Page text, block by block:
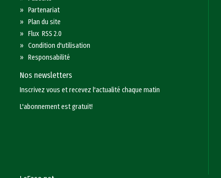
»Partenariat
»Plan du site
»Flux RSS 2.0
»Condition d'utilisation
»Responsabilité
Nos newsletters
Inscrivez vous et recevez l'actualité chaque matin
L'abonnement est gratuit!